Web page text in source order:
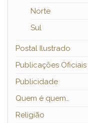
Norte
Sul
Postal Ilustrado
Publicações Oficiais
Publicidade
Quem é quem…
Religião